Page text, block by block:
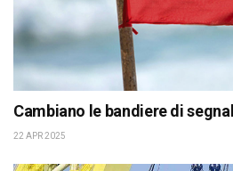
Cambiano le bandiere di
22 APR 2025